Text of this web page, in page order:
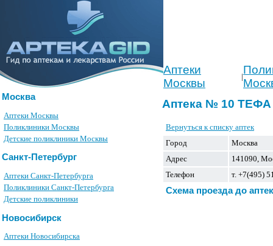
Аптеки
Москвы
|
Москва
Аптеки Москвы
Поликлиники Москвы
Детские поликлиники Москвы
Санкт-Петербург
Аптеки Санкт-Петербурга
Поликлиники Санкт-Петербурга
Детские поликлиники
Новосибирск
Аптеки Новосибирска
Аптека № 10
Вернуться к списку аптек
Город
Москва
Адрес
141090,
Телефон
т. +7(495)
Схема проезда до